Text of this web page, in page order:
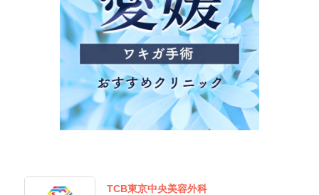
TCB東京中央美容外科